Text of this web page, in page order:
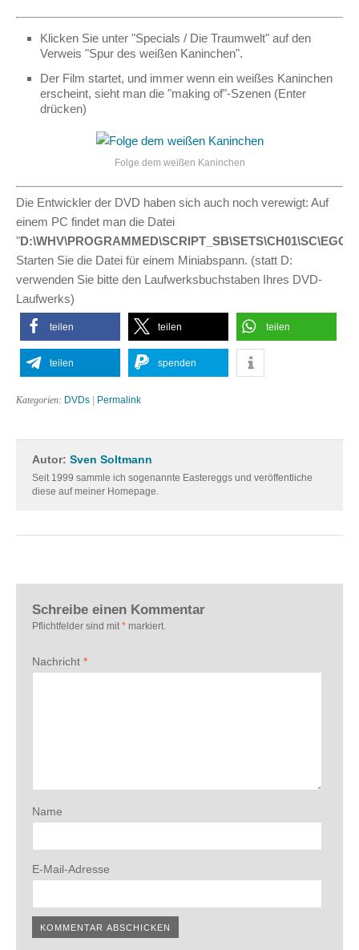
Klicken Sie unter "Specials / Die Traumwelt" auf den
Verweis "Spur des weißen Kaninchen".
Der Film startet, und immer wenn ein weißes Kaninchen
erscheint, sieht man die "making of"-Szenen (Enter
drücken)
Folge dem weißen Kaninchen
Die Entwickler der DVD haben sich auch noch verewigt: Auf
einem PC findet man die Datei
"
Starten Sie die Datei für einem Miniabspann. (statt D:
verwenden Sie bitte den Laufwerksbuchstaben Ihres DVD-
Laufwerks)
teilen teilen teilen
teilen spenden
Kategorien: DVDs Permalink
Autor: Sven Soltmann
Seit 1999 sammle ich sogenannte Eastereggs und veröffentliche
diese auf meiner Homepage.
Schreibe einen Kommentar
Pflichtfelder sind mit * markiert.
Nachricht *
Name
E-Mail-Adresse